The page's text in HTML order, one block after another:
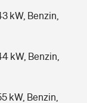
kW, Benzin,
kW, Benzin,
kW, Benzin,